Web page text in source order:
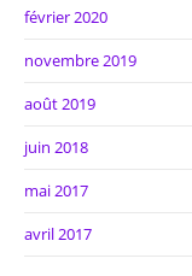
février 2020
novembre 2019
août 2019
juin 2018
mai 2017
avril 2017